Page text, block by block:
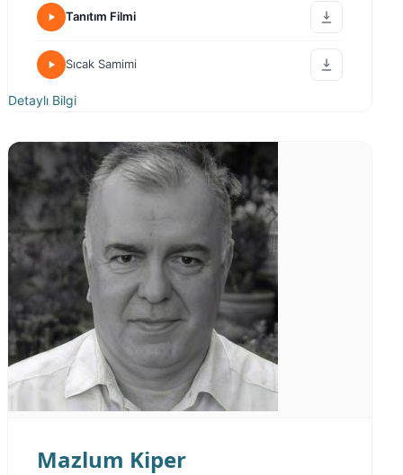
Tanıtım Filmi
Sıcak Samimi
Detaylı Bilgi
Mazlum Kiper